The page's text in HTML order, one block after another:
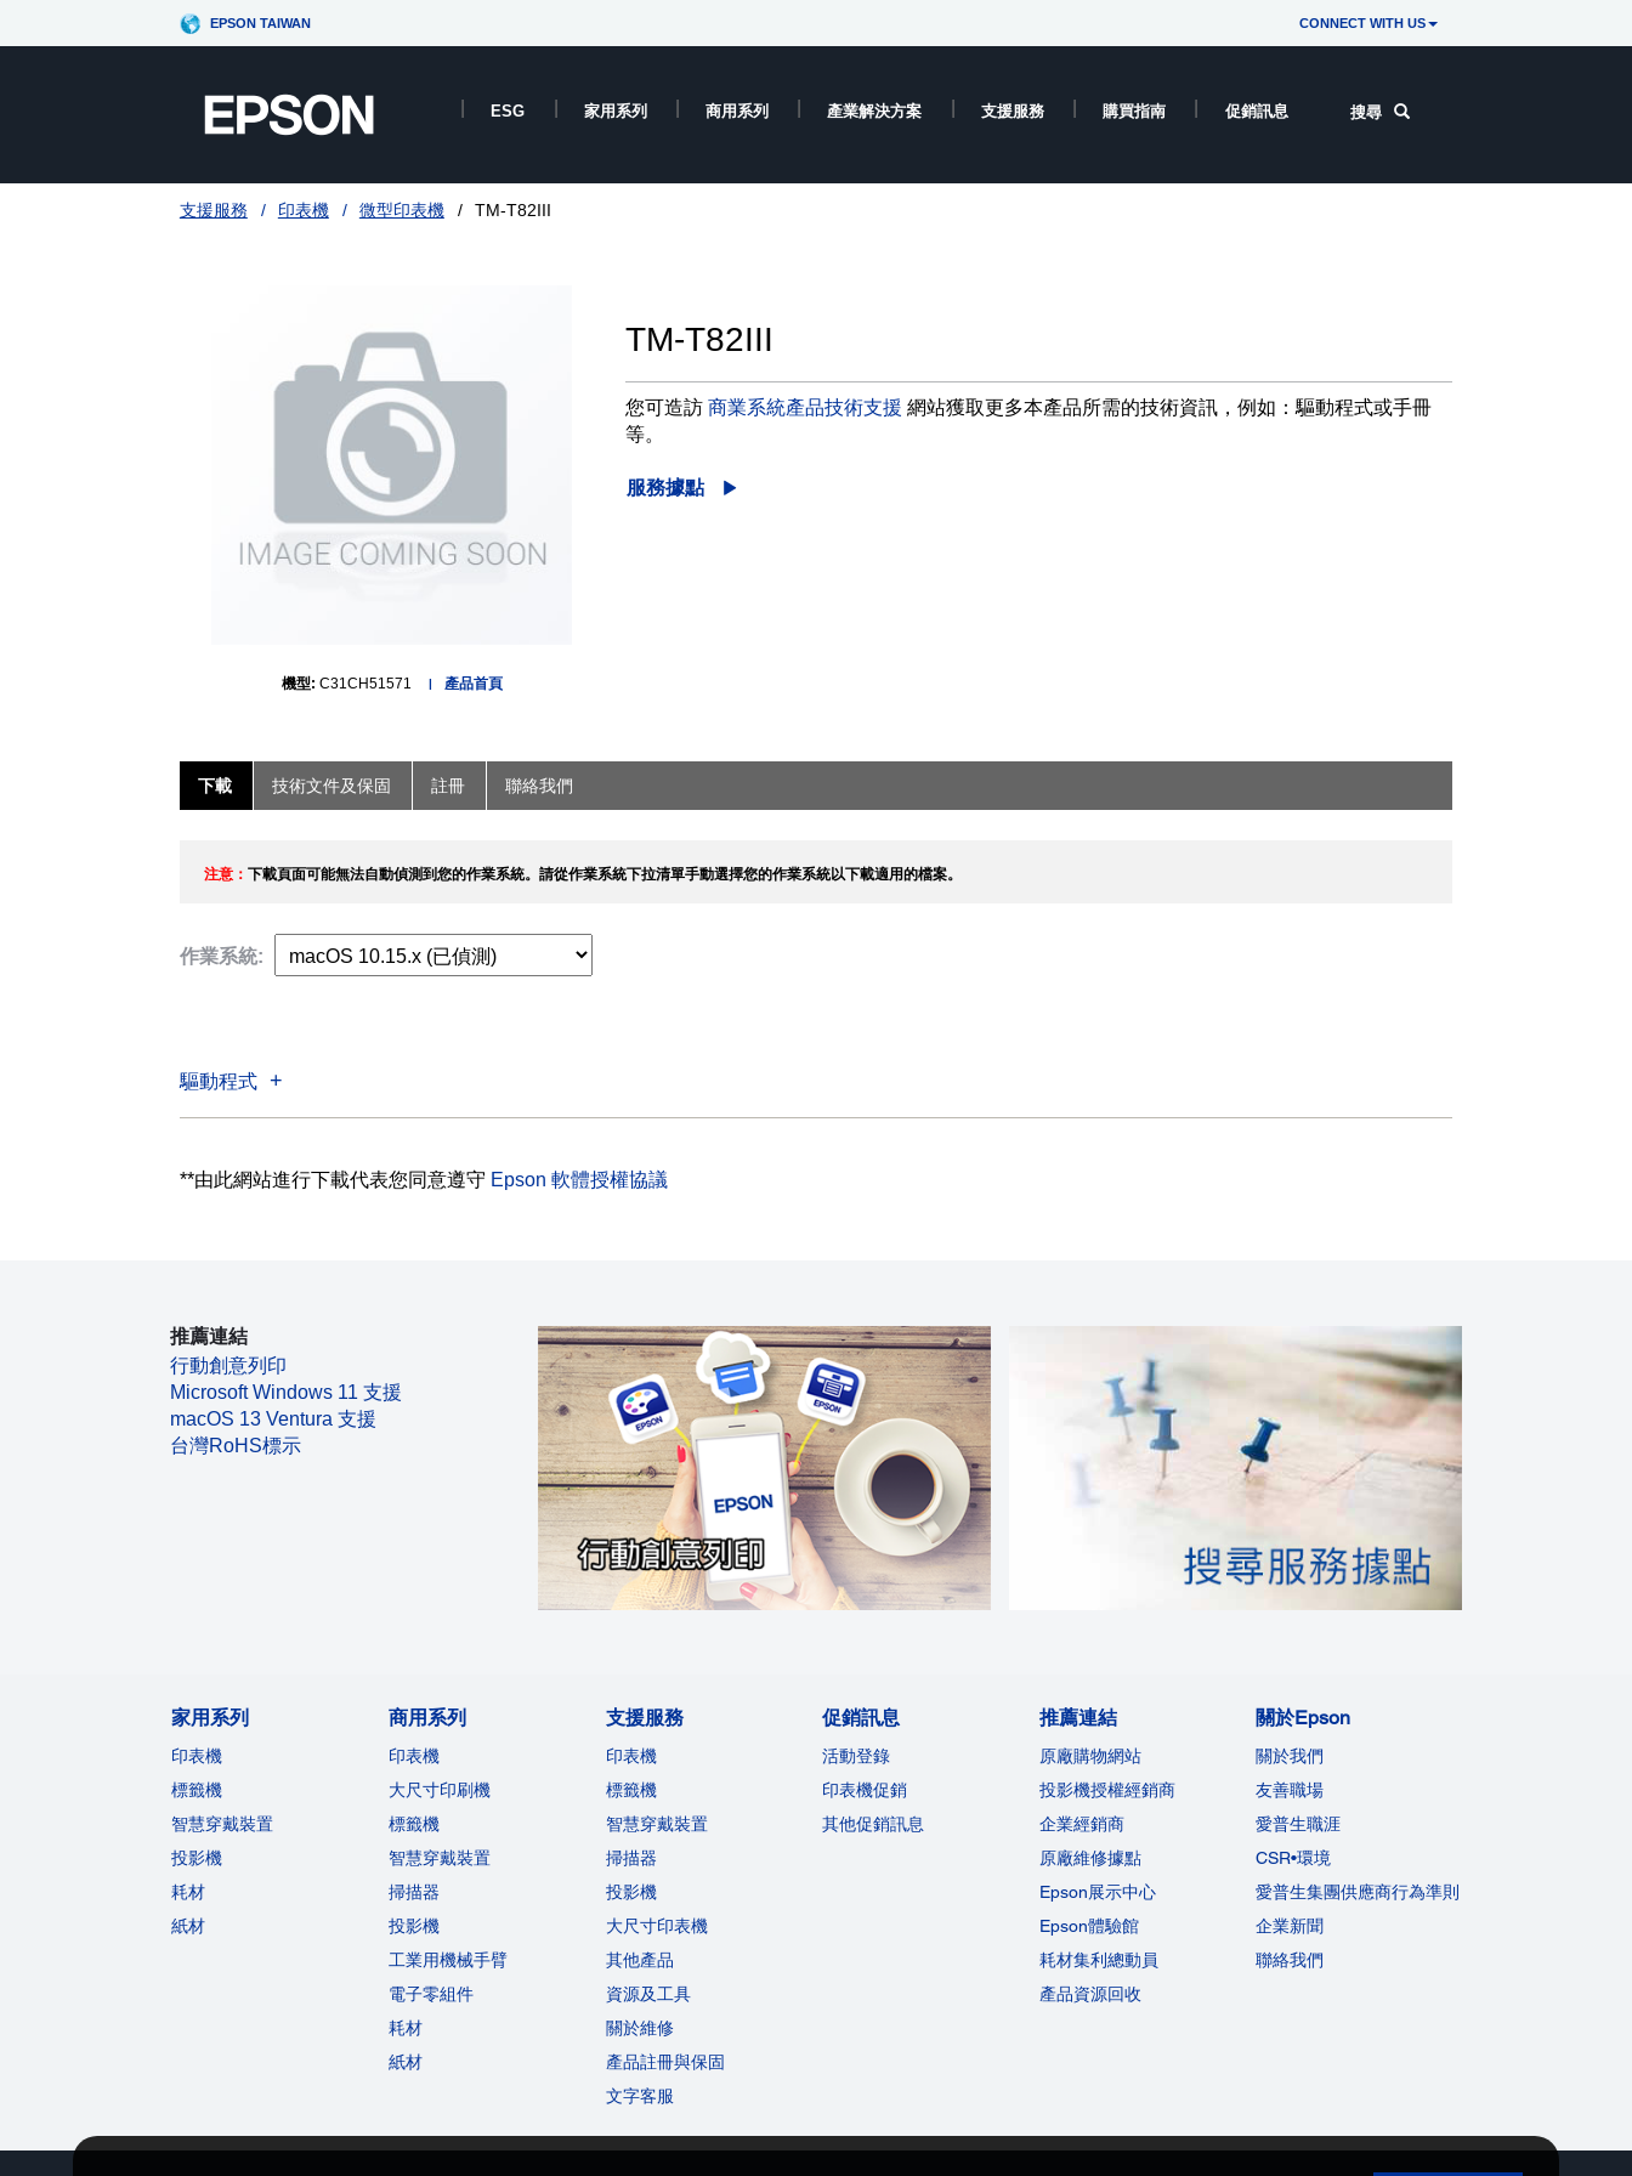
EPSON TAIWAN CONNECT WITH US
ESG 家用系列 商用系列 產業解決方案 支援服務 購買指南 促銷訊息 搜尋
支援服務 印表機 微型印表機 TM-T82III
機型: C31CH51571 產品首頁
TM-T82III
您可造訪 商業系統產品技術支援 網站獲取更多本產品所需的技術資訊，例如：驅動程式或手冊
等。
服務據點
下載 技術文件及保固 註冊 聯絡我們
注意： 下載頁面可能無法自動偵測到您的作業系統。請從作業系統下拉清單手動選擇您的作業系統以下載適用的檔案。
作業系統:
驅動程式
**由此網站進行下載代表您同意遵守 Epson 軟體授權協議
推薦連結
行動創意列印
Microsoft Windows 11 支援
macOS 13 Ventura 支援
台灣RoHS標示
家用系列
印表機
標籤機
智慧穿戴裝置
投影機
耗材
紙材
商用系列
印表機
大尺寸印刷機
標籤機
智慧穿戴裝置
掃描器
投影機
工業用機械手臂
電子零組件
耗材
紙材
支援服務
印表機
標籤機
智慧穿戴裝置
掃描器
投影機
大尺寸印表機
其他產品
資源及工具
關於維修
產品註冊與保固
文字客服
促銷訊息
活動登錄
印表機促銷
其他促銷訊息
推薦連結
原廠購物網站
投影機授權經銷商
企業經銷商
原廠維修據點
Epson展示中心
Epson體驗館
耗材集利總動員
產品資源回收
關於Epson
關於我們
友善職場
愛普生職涯
CSR•環境
愛普生集團供應商行為準則
企業新聞
聯絡我們